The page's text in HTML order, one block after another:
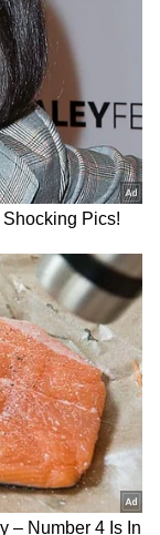
), ಟಿವಿ
), ಸೆಲೆಬ್ರಿಟಿ
ಏಷ್ಯಾನೆಟ್
ನೋಡಿ.
Review),
ಅಪ್‌ಡೇಟ್ಸ್‌,
ಬಗ್ಗೆ